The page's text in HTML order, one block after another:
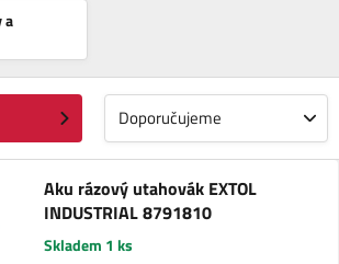
a
Doporučujeme
Aku rázový utahovák EXTOL
INDUSTRIAL 8791810
Skladem 1 ks